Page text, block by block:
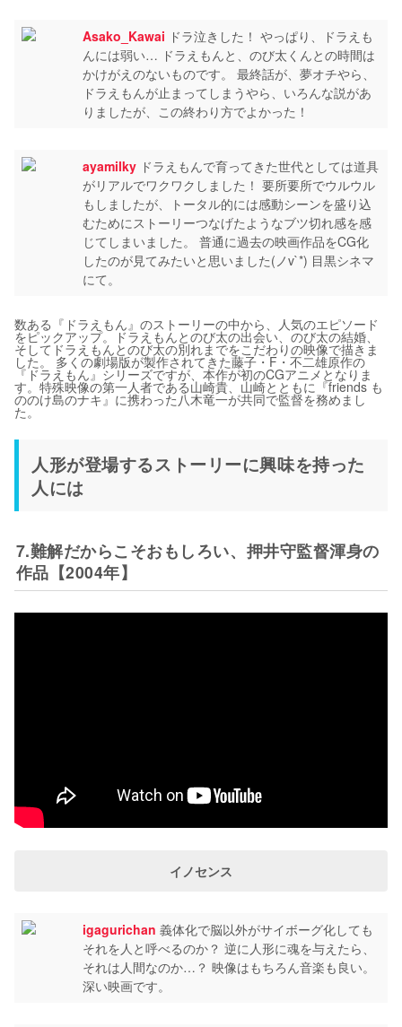
Asako_Kawai ドラ泣きした！ やっぱり、ドラえも
んには弱い… ドラえもんと、のび太くんとの時間は
かけがえのないものです。 最終話が、夢オチやら、
ドラえもんが止まってしまうやら、いろんな説があ
りましたが、この終わり方でよかった！
ayamilky ドラえもんで育ってきた世代としては道具
がリアルでワクワクしました！ 要所要所でウルウル
もしましたが、トータル的には感動シーンを盛り込
むためにストーリーつなげたようなブツ切れ感を感
じてしまいました。 普通に過去の映画作品をCG化
したのが見てみたいと思いました(ノv`*) 目黒シネマ
にて。
数ある『ドラえもん』のストーリーの中から、人気のエピソード
をピックアップ。ドラえもんとのび太の出会い、のび太の結婚、
そしてドラえもんとのび太の別れまでをこだわりの映像で描きま
した。 多くの劇場版が製作されてきた藤子・F・不二雄原作の
『ドラえもん』シリーズですが、本作が初のCGアニメとなりま
す。特殊映像の第一人者である山崎貴、山崎とともに『friends も
ののけ島のナキ』に携わった八木竜一が共同で監督を務めまし
た。
人形が登場するストーリーに興味を持った
人には
7.難解だからこそおもしろい、押井守監督渾身の
作品【2004年】
イノセンス
igagurichan 義体化で脳以外がサイボーグ化しても
それを人と呼べるのか？ 逆に人形に魂を与えたら、
それは人間なのか…？ 映像はもちろん音楽も良い。
深い映画です。